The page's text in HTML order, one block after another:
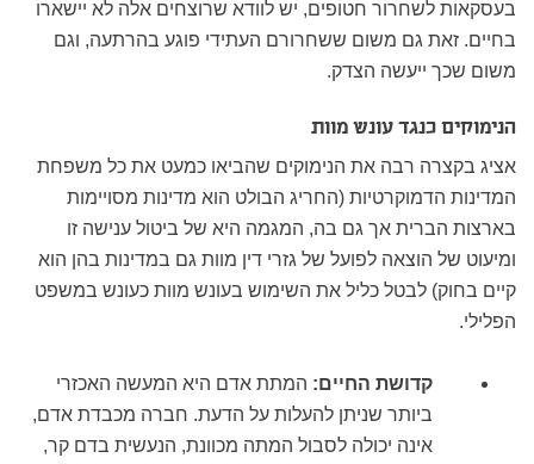
בעסקאות לשחרור חטופים, יש לוודא שרוצחים אלה לא יישארו
בחיים. זאת גם משום ששחרורם העתידי פוגע בהרתעה, וגם
משום שכך ייעשה הצדק.
הנימוקים כנגד עונש מוות
אציג בקצרה רבה את הנימוקים שהביאו כמעט את כל משפחת
המדינות הדמוקרטיות (החריג הבולט הוא מדינות מסויימות
בארצות הברית אך גם בה, המגמה היא של ביטול ענישה זו
ומיעוט של הוצאה לפועל של גזרי דין מוות גם במדינות בהן הוא
קיים בחוק) לבטל כליל את השימוש בעונש מוות כעונש במשפט
הפלילי.
קדושת החיים: המתת אדם היא המעשה האכזרי
ביותר שניתן להעלות על הדעת. חברה מכבדת אדם,
אינה יכולה לסבול המתה מכוונת, הנעשית בדם קר,